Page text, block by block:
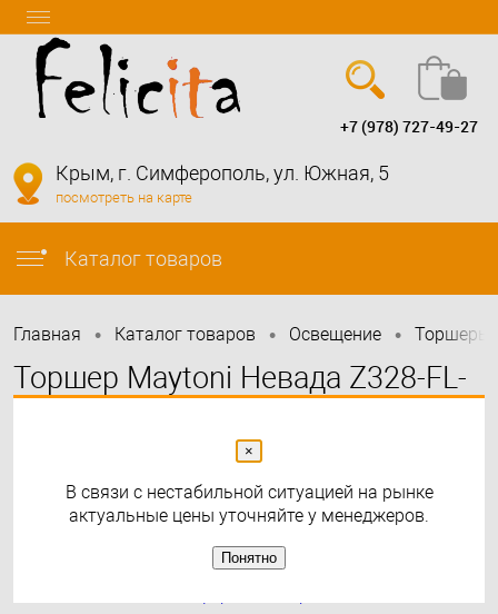
info@felicita-crimea.ru
+7 (978) 727-49-27
Крым, г. Симферополь, ул. Южная, 5
посмотреть на карте
Каталог товаров
Главная • Каталог товаров • Освещение • Торшеры
Торшер Maytoni Невада Z328-FL-
×
В связи с нестабильной ситуацией на рынке
актуальные цены уточняйте у менеджеров.
Понятно